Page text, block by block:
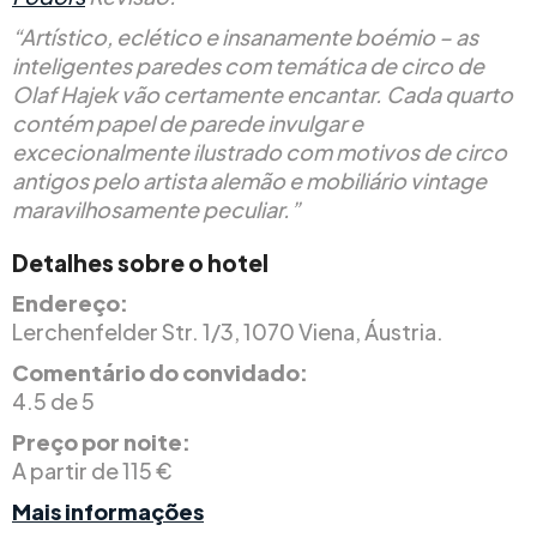
“Artístico, eclético e insanamente boémio – as
inteligentes paredes com temática de circo de
Olaf Hajek vão certamente encantar. Cada quarto
contém papel de parede invulgar e
excecionalmente ilustrado com motivos de circo
antigos pelo artista alemão e mobiliário vintage
maravilhosamente peculiar.”
Detalhes sobre o hotel
Endereço:
Lerchenfelder Str. 1/3, 1070 Viena, Áustria.
Comentário do convidado:
4.5 de 5
Preço por noite:
A partir de 115 €
Mais informações